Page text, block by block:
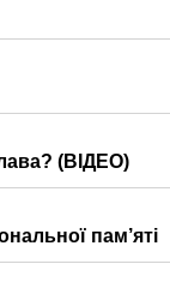
(ВІДЕО)
пам’яті